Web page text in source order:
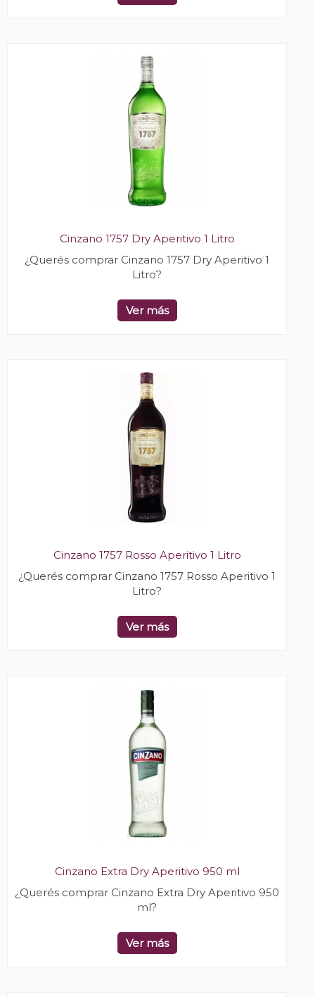
Cinzano 1757 Dry Aperitivo 1 Litro
¿Querés comprar Cinzano 1757 Dry Aperitivo 1
Litro?
Ver más
Cinzano 1757 Rosso Aperitivo 1 Litro
¿Querés comprar Cinzano 1757 Rosso Aperitivo 1
Litro?
Ver más
Cinzano Extra Dry Aperitivo 950 ml
¿Querés comprar Cinzano Extra Dry Aperitivo 950
ml?
Ver más